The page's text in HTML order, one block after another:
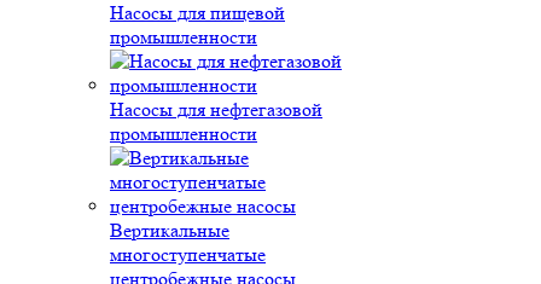
Насосы для пищевой
промышленности
Насосы для нефтегазовой
промышленности
Вертикальные
многоступенчатые
центробежные насосы